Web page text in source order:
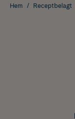
Hem Receptbelagt